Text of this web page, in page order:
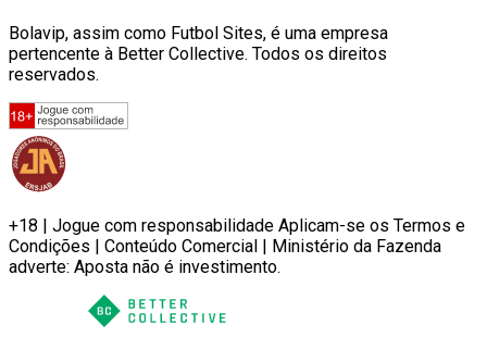
Bolavip, assim como Futbol Sites, é uma empresa
pertencente à Better Collective. Todos os direitos
reservados.
+18 | Jogue com responsabilidade Aplicam-se os Termos e
Condições | Conteúdo Comercial | Ministério da Fazenda
adverte: Aposta não é investimento.